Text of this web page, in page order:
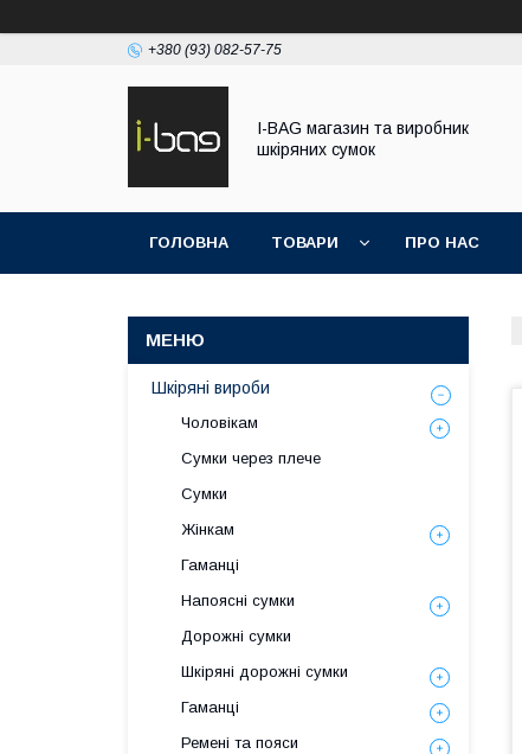
+380 (93) 082-57-75
I-BAG магазин та виробник
шкіряних сумок
ГОЛОВНА ТОВАРИ ПРО НАС
Шкіряні вироби
Чоловікам
Сумки через плече
Сумки
Жінкам
Гаманці
Напоясні сумки
Дорожні сумки
Шкіряні дорожні сумки
Гаманці
Ремені та пояси